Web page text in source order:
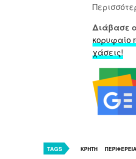
Διάβασε
κορυφαίο
χάσεις!
TAGS ΚΡΗΤΗ